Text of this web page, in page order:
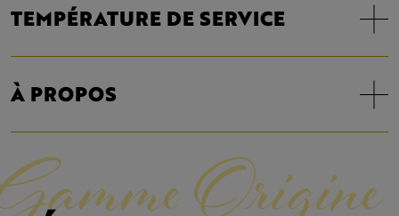
TEMPÉRATURE DE SERVICE
À PROPOS